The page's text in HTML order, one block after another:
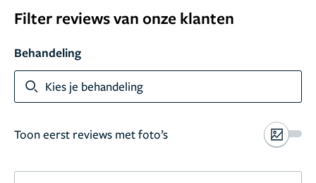
Filter reviews van onze klanten
Behandeling
Kies je behandeling
Toon eerst reviews met foto’s